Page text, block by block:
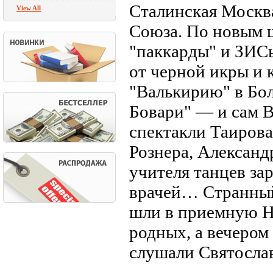
View All
Сталинская
Союза. По новым
"паккарды" и
от черной икры и
"Валькирию" в
Бовари" — и сам
спектакли
Рознера,
учителя танцев
врачей…
шли в приемную
родных, а
слушали